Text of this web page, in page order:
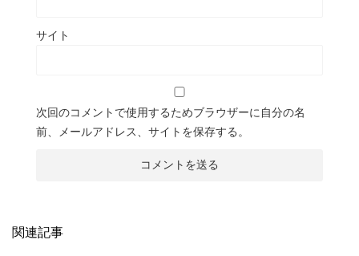
サイト
次回のコメントで使用するためブラウザーに自分の名
前、メールアドレス、サイトを保存する。
関連記事